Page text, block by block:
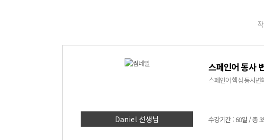
Daniel 선생님
스페인어 동사
스페인어 핵심 동사변
수강기간 : 60일 / 총